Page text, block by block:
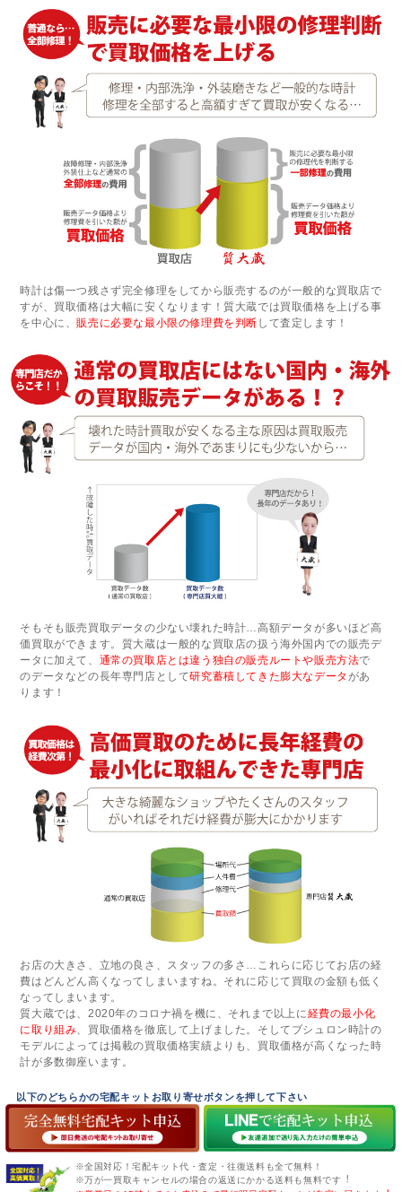
時計は傷一つ残さず完全修理をしてから販売するのが一般的な買取店で
すが、買取価格は大幅に安くなります！質大蔵では買取価格を上げる事
を中心に、販売に必要な最小限の修理費を判断 して査定します！
そもそも販売買取データの少ない壊れた時計…高額データが多いほど高
価買取ができます。質大蔵は一般的な買取店の扱う海外国内での販売デ
ータに加えて、 通常の買取店とは違う独自の販売ルートや販売方法で
のデータなどの長年専門店として研究蓄積してきた膨大なデータ があ
ります！
お店の大きさ、立地の良さ、スタッフの多さ…これらに応じてお店の経
費はどんどん高くなってしまいますね。それに応じて買取の金額も低く
なってしまいます。
質大蔵では、2020年のコロナ禍を機に、それまで以上に経費の最小化
に取り組み、買取価格を徹底して上げました。そしてブシュロン時計の
モデルによっては掲載の買取価格実績よりも、買取価格が高くなった時
計が多数御座います。
以下のどちらかの宅配キットお取り寄せボタンを押して下さい
※全国対応！宅配キット代・査定・往復送料も全て無料！
※万が一買取キャンセルの場合の返送にかかる送料も無料です︕